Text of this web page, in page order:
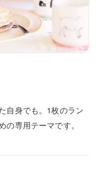
自身でも。1枚のラン
専用テーマです。